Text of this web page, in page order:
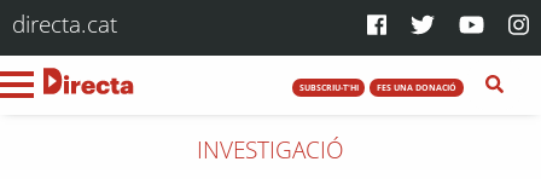
directa.cat
SUBSCRIU-T'HI FES UNA DONACIÓ
INVESTIGACIÓ